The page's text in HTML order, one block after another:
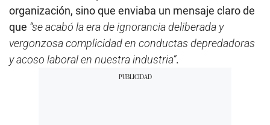
organización, sino que enviaba un mensaje claro de
que “se acabó la era de ignorancia deliberada y
vergonzosa complicidad en conductas depredadoras
y acoso laboral en nuestra industria”.